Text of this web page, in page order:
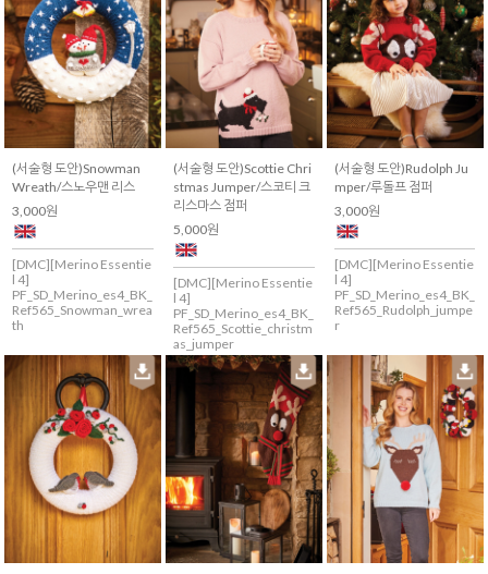
(서술형 도안)Snowman
Wreath/스노우맨 리스
3,000원
[DMC][Merino Essentie
l 4]
PF_SD_Merino_es4_BK_
Ref565_Snowman_wrea
th
(서술형 도안)Scottie Chri
stmas Jumper/스코티 크
리스마스 점퍼
5,000원
[DMC][Merino Essentie
l 4]
PF_SD_Merino_es4_BK_
Ref565_Scottie_christm
as_jumper
(서술형 도안)Rudolph Ju
mper/루돌프 점퍼
3,000원
[DMC][Merino Essentie
l 4]
PF_SD_Merino_es4_BK_
Ref565_Rudolph_jumpe
r